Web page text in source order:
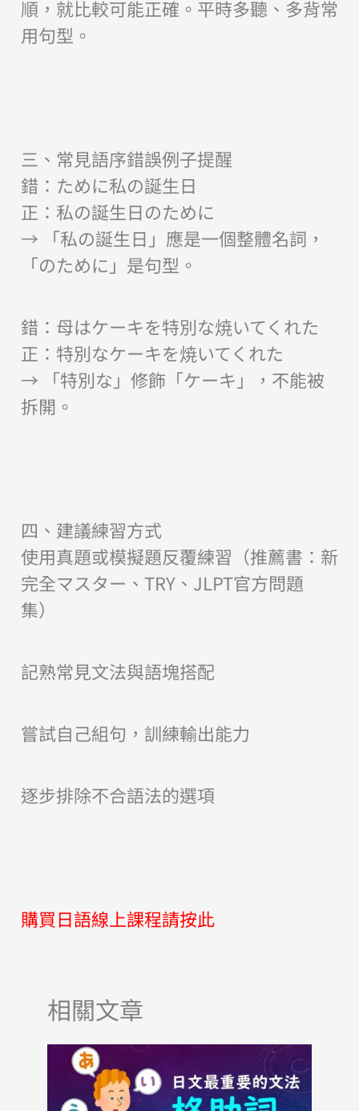
順，就比較可能正確。平時多聽、多背常
用句型。
三、常見語序錯誤例子提醒
錯：ために私の誕生日
正：私の誕生日のために
→ 「私の誕生日」應是一個整體名詞，
「のために」是句型。
錯：母はケーキを特別な焼いてくれた
正：特別なケーキを焼いてくれた
→ 「特別な」修飾「ケーキ」，不能被
拆開。
四、建議練習方式
使用真題或模擬題反覆練習（推薦書：新
完全マスター、TRY、JLPT官方問題
集）
記熟常見文法與語塊搭配
嘗試自己組句，訓練輸出能力
逐步排除不合語法的選項
購買日語線上課程請按此
相關文章